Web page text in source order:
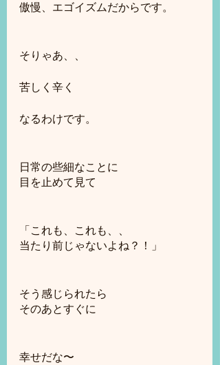
傲慢、エゴイズムだからです。
そりゃあ、、
苦しく辛く
なるわけです。
日常の些細なことに
目を止めて見て
「これも、これも、、
当たり前じゃないよね？！」
そう感じられたら
そのあとすぐに
幸せだな〜